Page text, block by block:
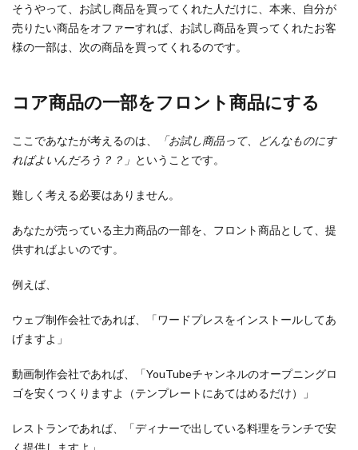
そうやって、お試し商品を買ってくれた人だけに、本来、自分が
売りたい商品をオファーすれば、お試し商品を買ってくれたお客
様の一部は、次の商品を買ってくれるのです。
コア商品の一部をフロント商品にする
ここであなたが考えるのは、
「お試し商品って、どんなものにす
ればよいんだろう？？」 ということです。
難しく考える必要はありません。
あなたが売っている主力商品の一部を、フロント商品として、提
供すればよいのです。
例えば、
ウェブ制作会社であれば、「ワードプレスをインストールしてあ
げますよ」
動画制作会社であれば、「YouTubeチャンネルのオープニングロ
ゴを安くつくりますよ（テンプレートにあてはめるだけ）」
レストランであれば、「ディナーで出している料理をランチで安
く提供しますよ」